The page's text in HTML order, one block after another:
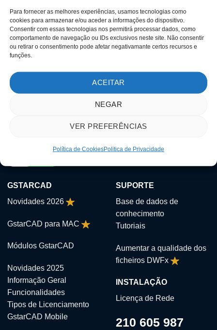
Para fornecer as melhores experiências, usamos tecnologias como
cookies para armazenar e/ou aceder a informações do dispositivo.
Consentir com essas tecnologias nos permitirá processar dados, como
comportamento de navegação ou IDs exclusivos neste site. Não consentir
ou retirar o consentimento pode afetar negativamante certos recursos e
funções.
ACEITAR
NEGAR
VER PREFERÊNCIAS
Política de CookiesPolitica de Privacidade
SOBRE NÓS
Sobre nós
Clientes
MÉTODOS DE PAGAMENTO
GSTARCAD
Novidades 2026
GstarCAD para MAC
Módulos GstarCAD
Novidades 2025
Informação Geral
Funcionalidades
Tipos de Licenciamento
GstarCAD Mobile
SUPORTE
Base de dados de
conhecimento
Tutoriais
Aumentar a qualidade dos
ficheiros DWFx
INSTALAÇÃO
Licença de Rede
210 605 987